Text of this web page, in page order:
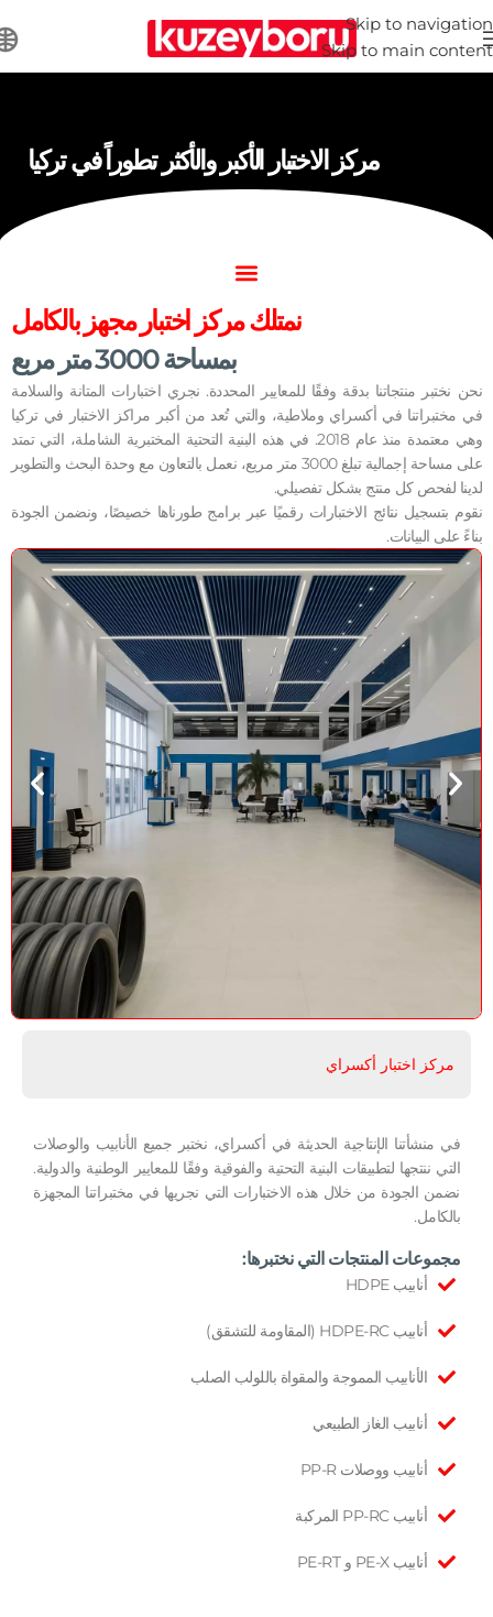
Skip to navigation
Skip to main content
مركز الاختبار الأكبر والأكثر تطوراً في تركيا
نمتلك مركز اختبار مجهز بالكامل
بمساحة 3000 متر مربع
نحن نختبر منتجاتنا بدقة وفقًا للمعايير المحددة. نجري اختبارات المتانة والسلامة
في مختبراتنا في أكسراي وملاطية، والتي تُعد من أكبر مراكز الاختبار في تركيا
وهي معتمدة منذ عام 2018. في هذه البنية التحتية المختبرية الشاملة، التي تمتد
على مساحة إجمالية تبلغ 3000 متر مربع، نعمل بالتعاون مع وحدة البحث والتطوير
لدينا لفحص كل منتج بشكل تفصيلي.
نقوم بتسجيل نتائج الاختبارات رقميًا عبر برامج طورناها خصيصًا، ونضمن الجودة
بناءً على البيانات.
مركز اختبار أكسراي
في منشأتنا الإنتاجية الحديثة في أكسراي، نختبر جميع الأنابيب والوصلات
التي ننتجها لتطبيقات البنية التحتية والفوقية وفقًا للمعايير الوطنية والدولية.
نضمن الجودة من خلال هذه الاختبارات التي نجريها في مختبراتنا المجهزة
بالكامل.
مجموعات المنتجات التي نختبرها:
أنابيب HDPE
أنابيب HDPE-RC (المقاومة للتشقق)
الأنابيب المموجة والمقواة باللولب الصلب
أنابيب الغاز الطبيعي
أنابيب ووصلات PP-R
أنابيب PP-RC المركبة
أنابيب PE-X و PE-RT